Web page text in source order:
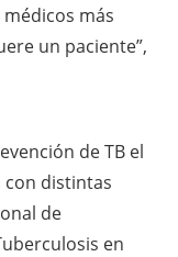
médicos más
un paciente”,
de TB el
con distintas
de
en